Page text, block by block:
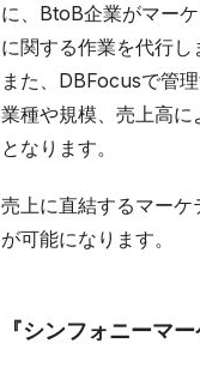
に、BtoB企業がマー
に関する作業を代行し
また、DBFocusで管
業種や規模、売上高
となります。
売上に直結するマー
が可能になります。
『シンフォニーマ